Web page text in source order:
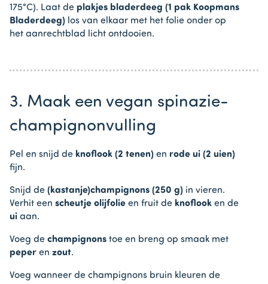
175°C). Laat de plakjes bladerdeeg (1 pak Koopmans
Bladerdeeg) los van elkaar met het folie onder op
het aanrechtblad licht ontdooien.
3. Maak een vegan spinazie-
champignonvulling
Pel en snijd de knoflook (2 tenen) en rode ui (2 uien)
fijn.
Snijd de (kastanje)champignons (250 g) in vieren.
Verhit een scheutje olijfolie en fruit de knoflook en de
ui aan.
Voeg de champignons toe en breng op smaak met
peper en zout.
Voeg wanneer de champignons bruin kleuren de